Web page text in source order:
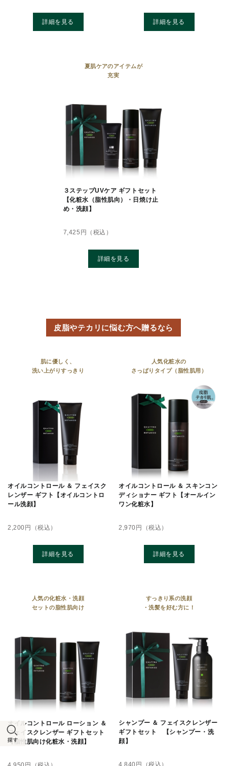
詳細を見る 詳細を見る
夏肌ケアのアイテムが
充実
３ステップUVケア ギフトセット
【化粧水（脂性肌向）・日焼け止
め・洗顔】
7,425 円（税込）
詳細を見る
皮脂やテカリに悩む方へ贈るなら
肌に優しく、
洗い上がりすっきり
オイルコントロール ＆ フェイスク
レンザー ギフト【オイルコントロ
ール洗顔】
2,200 円（税込）
詳細を見る
人気化粧水の
さっぱりタイプ（脂性肌用）
オイルコントロール ＆ スキンコン
ディショナー ギフト【オールイン
ワン化粧水】
2,970 円（税込）
詳細を見る
人気の化粧水・洗顔
セットの脂性肌向け
オイルコントロール ローション ＆
フェイスクレンザー ギフトセット
【脂性肌向け化粧水・洗顔】
すっきり系の洗顔
・洗髪を好む方に！
シャンプー ＆ フェイスクレンザー
ギフトセット 【シャンプー・洗
顔】